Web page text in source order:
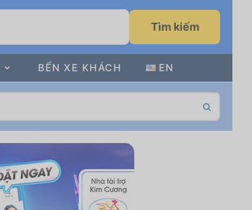
Tìm kiếm
BẾN XE KHÁCH EN